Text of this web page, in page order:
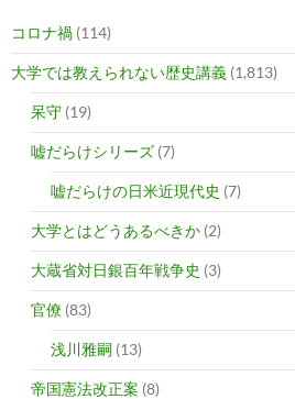
コロナ禍 (114)
大学では教えられない歴史講義 (1,813)
呆守 (19)
嘘だらけシリーズ (7)
嘘だらけの日米近現代史 (7)
大学とはどうあるべきか (2)
大蔵省対日銀百年戦争史 (3)
官僚 (83)
浅川雅嗣 (13)
帝国憲法改正案 (8)